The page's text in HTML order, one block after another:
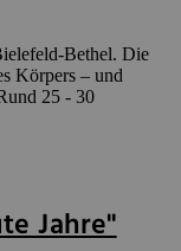
Bethel. Die
Körpers – und
25 - 30
Jahre"